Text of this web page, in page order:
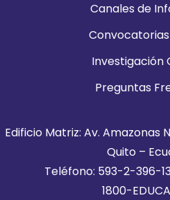
Canales de
Investigación
Preguntas
Edificio Matriz: Av. Amazonas
Quito –
Teléfono: 593-2-396-
1800-